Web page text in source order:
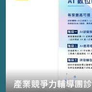
產業競爭力輔導團